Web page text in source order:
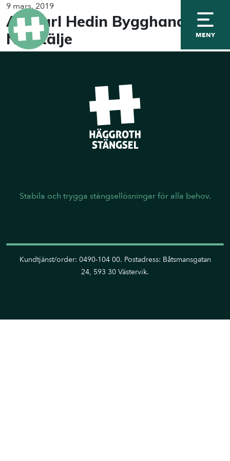
MENY
9 mars, 2019
AB Karl Hedin Bygghandel
Norrtälje
Stabila och trygga stängsellösningar för alla behov.
Kundtjänst/order: 0490-104 00. Postadress: Båtsmansgatan
24, 593 30 Västervik.